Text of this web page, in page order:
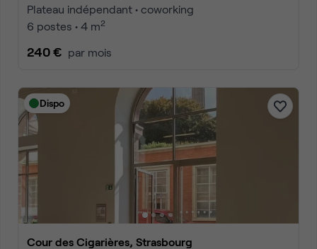
Plateau indépendant • coworking
6 postes • 4 m2
240 € par mois
Dispo
Cour des Cigarières, Strasbourg